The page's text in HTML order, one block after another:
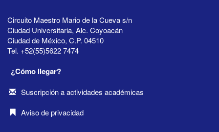
Circuito Maestro Mario de la Cueva s/n
Ciudad Universitaria, Alc. Coyoacán
Ciudad de México, C.P. 04510
Tel. +52(55)5622 7474
¿Cómo llegar?
Suscripción a actividades académicas
Aviso de privacidad